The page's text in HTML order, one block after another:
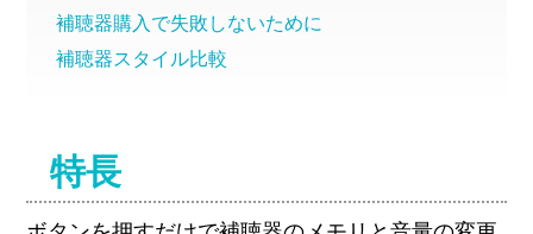
補聴器購入で失敗しないために
補聴器スタイル比較
特長